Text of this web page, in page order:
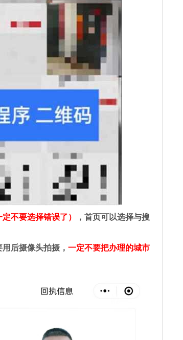
不要选择错误了）
，首页可以选择与搜
后摄像头拍摄， 一定不要把办理的城市